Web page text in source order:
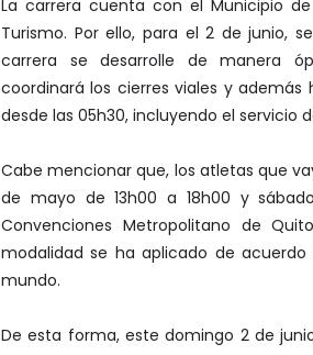
La carrera cuenta con el Municipio
Turismo. Por ello, para el 2 de junio,
carrera se desarrolle de manera
coordinará los cierres viales y
desde las 05h30, incluyendo el servicio
Cabe mencionar que, los atletas que
de mayo de 13h00 a 18h00 y
Convenciones Metropolitano de
modalidad se ha aplicado de
mundo.
De esta forma, este domingo 2 de